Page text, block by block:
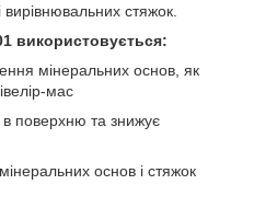
стяжок.
використовується:
мінеральних основ, як
мас
поверхню та знижує
основ і стяжок